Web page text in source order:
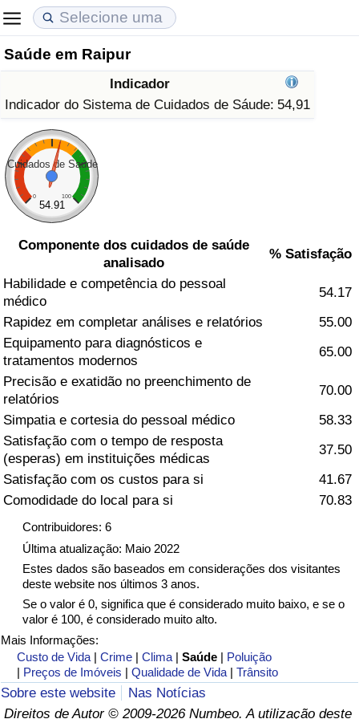
Saúde em Raipur
Indicador
Indicador do Sistema de Cuidados de Sáude: 54,91
Cuidados de Saúde
0 100
54.91
Componente dos cuidados de saúde
analisado
% Satisfação
Habilidade e competência do pessoal
médico
54.17
Rapidez em completar análises e relatórios
55.00
Equipamento para diagnósticos e
tratamentos modernos
65.00
Precisão e exatidão no preenchimento de
relatórios
70.00
Simpatia e cortesia do pessoal médico
58.33
Satisfação com o tempo de resposta
(esperas) em instituições médicas
37.50
Satisfação com os custos para si
41.67
Comodidade do local para si
70.83
Contribuidores: 6
Última atualização: Maio 2022
Estes dados são baseados em considerações dos visitantes
deste website nos últimos 3 anos.
Se o valor é 0, significa que é considerado muito baixo, e se o
valor é 100, é considerado muito alto.
Mais Informações:
Custo de Vida |Crime |Clima |Saúde | Poluição
| Preços de Imóveis |Qualidade de Vida |Trânsito
Sobre este website
Nas Notícias
Direitos de Autor © 2009-2026 Numbeo. A utilização deste
Custo de Vida
Indicador de Custo de Vida (Atual)
Indicador de Custo de Vida
Indicador de Custo de Vida Por País
em Aqaba
Preços de Imóveis
Indicador de Preços de Imóveis (Atual)
Indicador de Preços de Imóveis
Indicador de Preços de Imóveis por País
Qualidade de Vida
Indicador de Qualidade de Vida
Indicador de Qualidade de Vida (Atual)
Índice de qualidade de vida por país
Crime
Taxa do Indicador de Crime (Atual)
Indicador de Crime
Índice de criminalidade por país
Saúde
Indicador de Saúde (Atual)
Indicador de Saúde
Indicador de Saúde por País
Poluição
Indicador de Poluição (Atual)
Índice de poluição
Indicador de Poluição por País
Trânsito